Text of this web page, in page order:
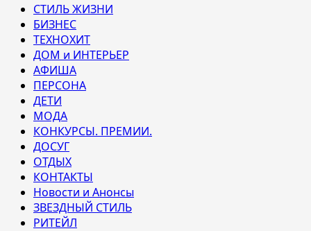
СТИЛЬ ЖИЗНИ
БИЗНЕС
ТЕХНОХИТ
ДОМ и ИНТЕРЬЕР
АФИША
ПЕРСОНА
ДЕТИ
МОДА
КОНКУРСЫ. ПРЕМИИ.
ДОСУГ
ОТДЫХ
КОНТАКТЫ
Новости и Анонсы
ЗВЕЗДНЫЙ СТИЛЬ
РИТЕЙЛ